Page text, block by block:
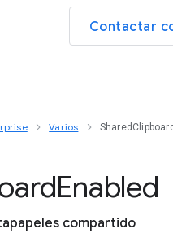
Contactar
Varios
Enabled
compartido